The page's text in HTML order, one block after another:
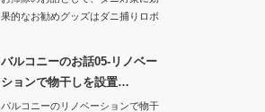
果的なお勧めグッズはダニ捕りロボ
バルコニーのお話05-リノベー
ションで物干しを設置…
バルコニーのリノベーションで物干